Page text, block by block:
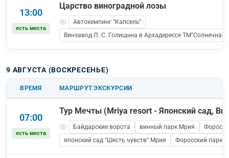
13:00
есть места
Царство виноградной лозы
Автокемпинг “Капсель”
Винзавод Л. С. Голицына в Архадерессе ТМ"Солнечная
9 АВГУСТА (ВОСКРЕСЕНЬЕ)
ВРЕМЯ МАРШРУТ ЭКСКУРСИИ
07:00
есть места
Тур Мечты (Mriya resort - Японский сад,
Байдарские ворота винный парк Мрия
японский сад "Шесть чувств" Мрия
Форосский парк (